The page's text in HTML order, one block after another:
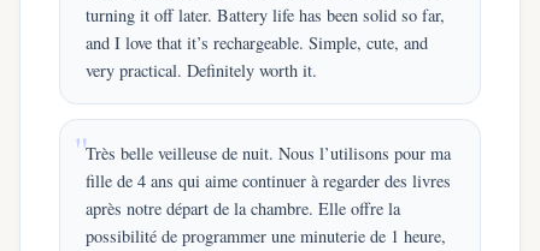
turning it off later. Battery life has been solid so far,
and I love that it’s rechargeable. Simple, cute, and
very practical. Definitely worth it.
Très belle veilleuse de nuit. Nous l’utilisons pour ma
fille de 4 ans qui aime continuer à regarder des livres
après notre départ de la chambre. Elle offre la
possibilité de programmer une minuterie de 1 heure,